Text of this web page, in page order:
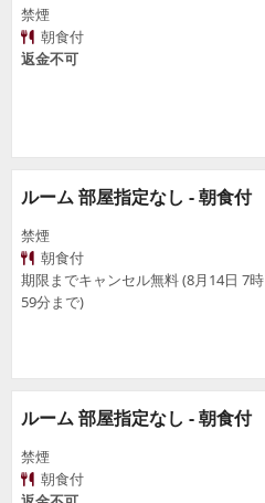
禁煙
朝食付
返金不可
ルーム 部屋指定なし - 朝食付
禁煙
朝食付
期限までキャンセル無料 (8月14日 7時
59分まで)
ルーム 部屋指定なし - 朝食付
禁煙
朝食付